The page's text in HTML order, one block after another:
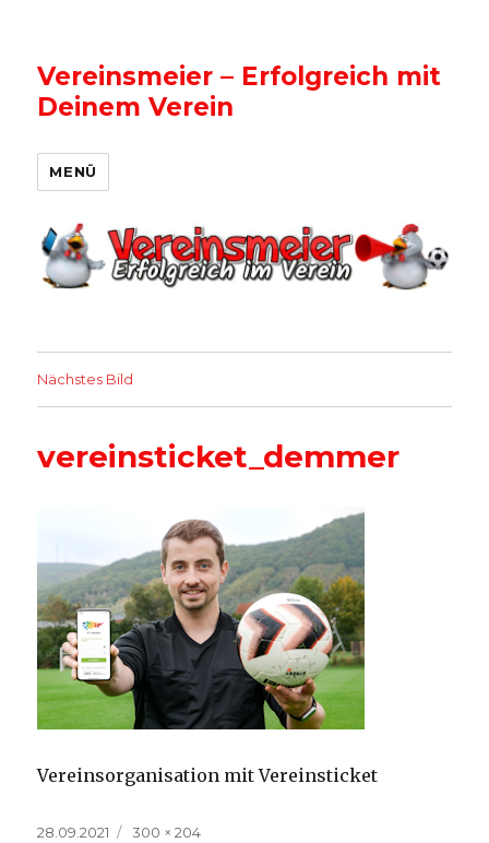
Vereinsmeier – Erfolgreich mit
Deinem Verein
MENÜ
Nächstes Bild
vereinsticket_demmer
Vereinsorganisation mit Vereinsticket
Veröffentlicht
28.09.2021
Volle
300 × 204